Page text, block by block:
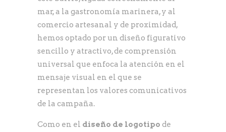
mar, a la gastronomía marinera, y al
comercio artesanal y de proximidad,
hemos optado por un diseño figurativo
sencillo y atractivo, de comprensión
universal que enfoca la atención en el
mensaje visual en el que se
representan los valores comunicativos
de la campaña.
Como en el diseño de logotipo de